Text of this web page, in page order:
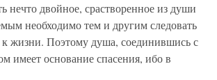
нечто двойное, срастворенное из души
необходимо тем и другим следовать
жизни. Поэтому душа, соединившись с
имеет основание спасения, ибо в